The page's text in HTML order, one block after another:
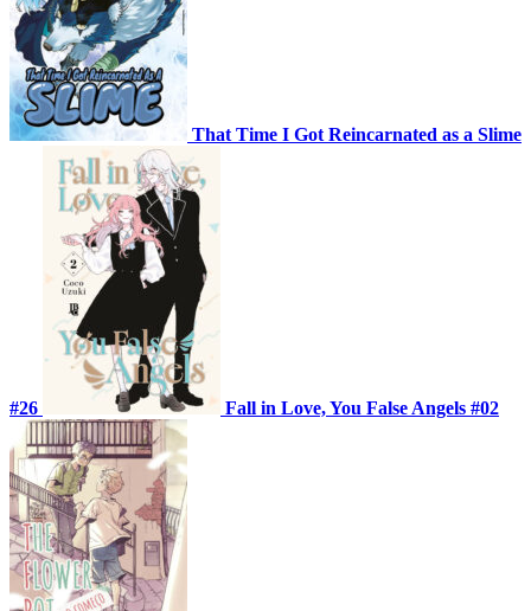
That Time I Got Reincarnated as a Slime
#26 Fall in Love, You False Angels #02